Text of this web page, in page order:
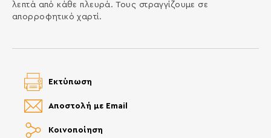
λεπτά από κάθε πλευρά. Τους στραγγίζουμε σε
απορροφητικό χαρτί.
Κοινοποίηση
Αποστολή με Email
Εκτύπωση